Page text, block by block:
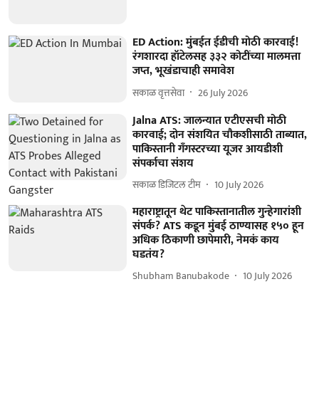
ED Action: मुंबईत ईडीची मोठी कारवाई!
रंगशारदा हॉटेलसह ३३२ कोटींच्या मालमत्ता
जप्त, भूखंडाचाही समावेश
सकाळ वृत्तसेवा 26 July 2026
Jalna ATS: जालन्यात एटीएसची मोठी
कारवाई; दोन संशयित चौकशीसाठी ताब्यात,
पाकिस्तानी गँगस्टरच्या यूजर आयडीशी
संपर्काचा संशय
सकाळ डिजिटल टीम 10 July 2026
महाराष्ट्रातून थेट पाकिस्तानातील गुन्हेगारांशी
संपर्क? ATS कडून मुंबई ठाण्यासह १५० हून
अधिक ठिकाणी छापेमारी, नेमकं काय
घडतंय?
Shubham Banubakode 10 July 2026